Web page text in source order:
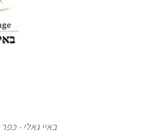
באיי גאלי - כפר נופש מונגולי